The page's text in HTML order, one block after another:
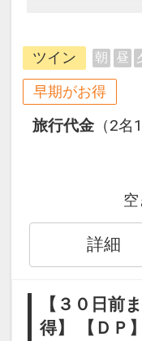
早期予約限定
お得です！
※本プランは
こどもの内訳
●出発前まで
用OK！ソフ
ックアウト当
０）
※旅行代金に
ツイン 朝 昼
早期がお得
旅行代金 （2
空
詳細
【３０日前
得】 【ＤＰ